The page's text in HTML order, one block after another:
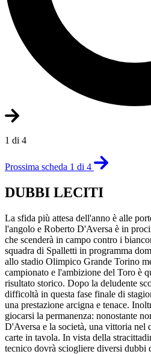
1 di 4
Prossima scheda 1 di 4
DUBBI LECITI
La sfida più attesa dell'anno è alle
l'angolo e Roberto D'Aversa è in
che scenderà in campo contro i
squadra di Spalletti in programma
allo stadio Olimpico Grande Torino
campionato e l'ambizione del Toro è
risultato storico. Dopo la deludente
difficoltà in questa fase finale di
una prestazione arcigna e tenace.
giocarsi la permanenza: nonostante
D'Aversa e la società, una vittoria nel
carte in tavola. In vista della
tecnico dovrà sciogliere diversi dubbi